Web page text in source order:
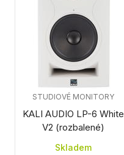
KALI AUDIO LP-6 White
V2 (rozbalené)
STUDIOVÉ MONITORY
Skladem